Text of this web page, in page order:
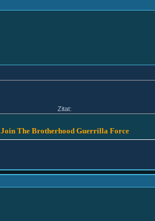
Zitat:
Join The Brotherhood Guerrilla Force